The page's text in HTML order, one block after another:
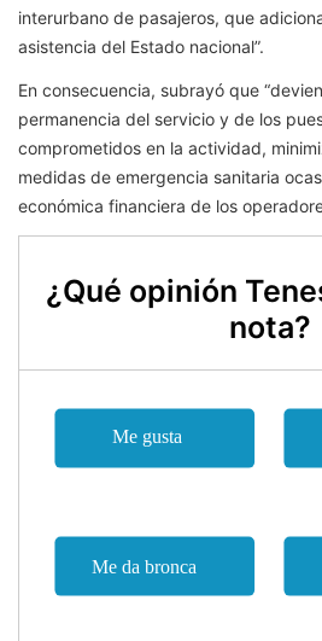
interurbano de pasajeros, que
asistencia del Estado nacional”.
En consecuencia, subrayó que
permanencia del servicio y de los
comprometidos en la actividad,
medidas de emergencia sanitaria
económica financiera de los
¿Qué opinión
nota?